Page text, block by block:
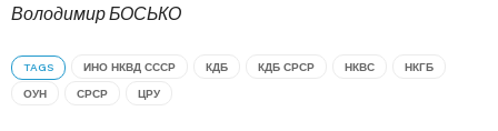
Володимир БОСЬКО
TAGS ИНО НКВД СССР КДБ КДБ СРСР НКВС НКГБ
ОУН СРСР ЦРУ